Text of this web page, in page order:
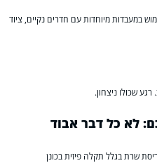
במעבדות מיוחדות עם חדרים נקיים, ציוד
שכולו ניצחון.
שרת בגלל תקלה פיזית בכונן